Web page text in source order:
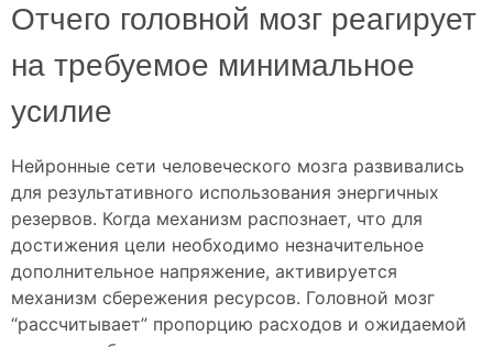
Отчего головной мозг реагирует
на требуемое минимальное
усилие
Нейронные сети человеческого мозга развивались
для результативного использования энергичных
резервов. Когда механизм распознает, что для
достижения цели необходимо незначительное
дополнительное напряжение, активируется
механизм сбережения ресурсов. Головной мозг
“рассчитывает” пропорцию расходов и ожидаемой